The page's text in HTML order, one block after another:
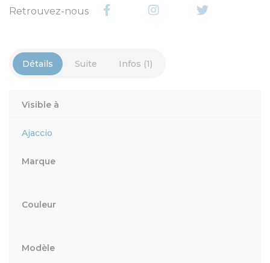
Retrouvez-nous
Détails Suite Infos (1)
Visible à
Ajaccio
Marque
Couleur
Modèle